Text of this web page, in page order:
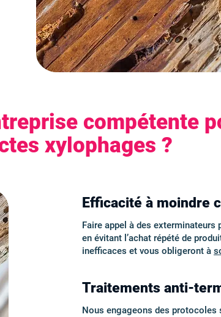
compétente
xylophages ?
Efficacité à moindre
Faire appel à des
en évitant l’achat répété de
inefficaces et vous obligeront à
Traitements anti-
Nous engageons des